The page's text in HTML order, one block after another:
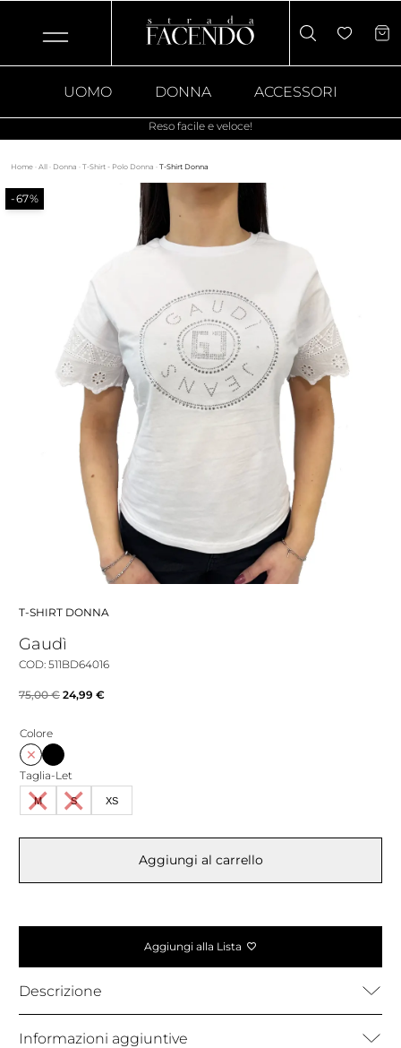
UOMO DONNA ACCESSORI
Reso facile e veloce!
Home · All · Donna · T-Shirt - Polo Donna · T-Shirt Donna
-67%
T-SHIRT DONNA
Gaudì
COD: 511BD64016
75,00€ Il
originale
era:
75,00 €.
24,99 €Il
24,99 €.
Colore
Taglia-Let
M S XS
Aggiungi al carrello
Aggiungi alla Lista
Descrizione
Informazioni aggiuntive